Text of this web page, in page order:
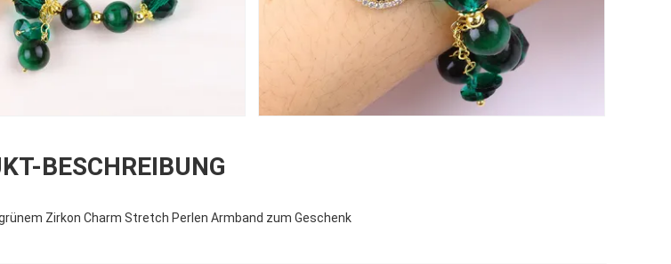
BESCHREIBUNG
Zirkon Charm Stretch Perlen Armband zum Geschenk